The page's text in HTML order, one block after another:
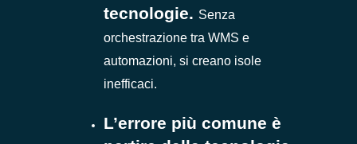
tecnologie. Senza
orchestrazione tra WMS e
automazioni, si creano isole
inefficaci.
L’errore più comune è